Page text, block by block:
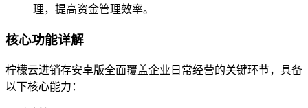
理，提高资金管理效率。
核心功能详解
柠檬云进销存安卓版全面覆盖企业日常经营的关键环节，具备
以下核心能力：